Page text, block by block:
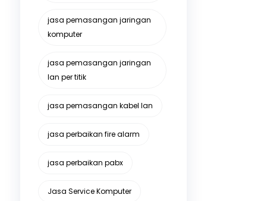
jasa pemasangan jaringan
komputer
jasa pemasangan jaringan
lan per titik
jasa pemasangan kabel lan
jasa perbaikan fire alarm
jasa perbaikan pabx
Jasa Service Komputer